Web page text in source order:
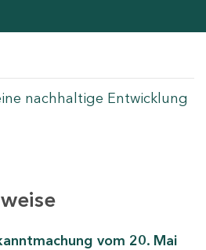
nachhaltige Entwicklung
vom 20. Mai